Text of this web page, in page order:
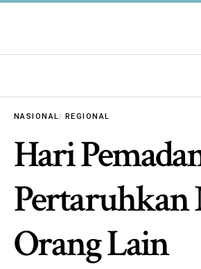
NASIONAL REGIONAL
Hari
Pertaruhkan
Orang Lain